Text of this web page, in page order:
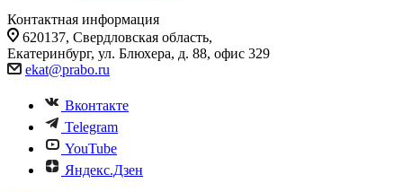
Контактная информация
620137, Свердловская область,
Екатеринбург, ул. Блюхера, д. 88, офис 329
ekat@prabo.ru
Вконтакте
Telegram
YouTube
Яндекс.Дзен